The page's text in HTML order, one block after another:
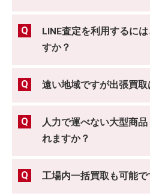
LINE査定を利用するに
すか？
遠い地域ですが出張買取
人力で運べない大型商
れますか？
工場内一括買取も可能で